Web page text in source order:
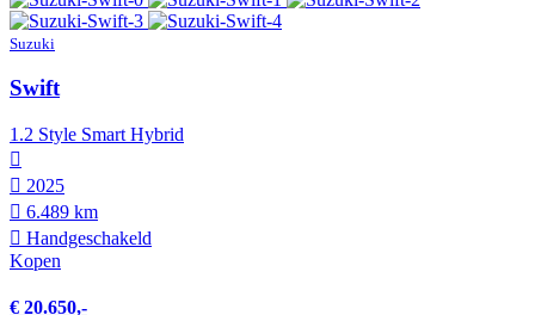
Suzuki
Swift
1.2 Style Smart Hybrid
2025
6.489 km
Hand­geschakeld
Kopen
€ 20.650,-